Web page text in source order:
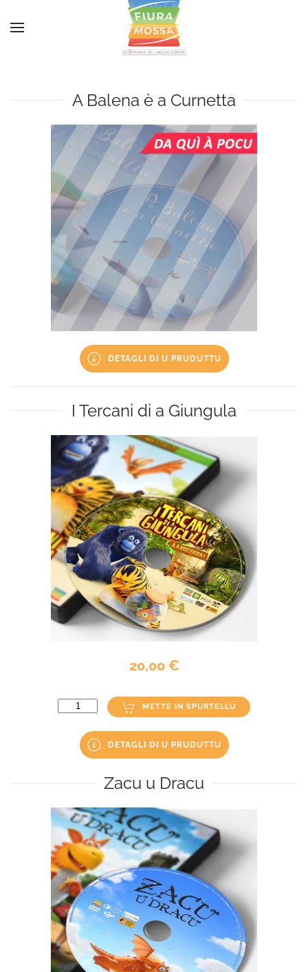
Accéder au contenu principal
A Balena è a Curnetta
DETAGLI DI U PRUDUTTU
I Tercani di a Giungula
20,00 €
METTE IN SPURTELLU
DETAGLI DI U PRUDUTTU
Zacu u Dracu